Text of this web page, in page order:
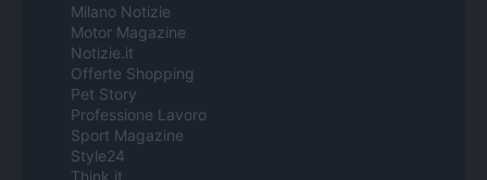
Milano Notizie
Motor Magazine
Notizie.it
Offerte Shopping
Pet Story
Professione Lavoro
Sport Magazine
Style24
Think.it